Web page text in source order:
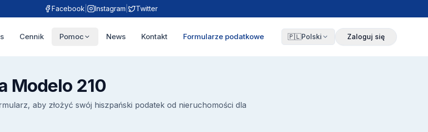
Facebook Instagram Twitter
Cennik Pomoc News Kontakt Formularze podatkowe 🇵🇱Polski Zaloguj się
Modelo 210
aby złożyć swój hiszpański podatek od nieruchomości dla